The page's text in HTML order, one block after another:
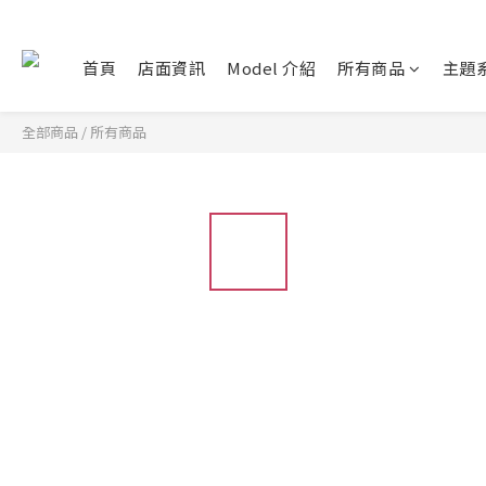
首頁 店面資訊 Model 介紹 所有商品 主題
全部商品 / 所有商品